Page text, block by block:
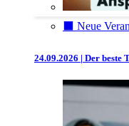
⬛️ Neue
24.09.2026 | Der